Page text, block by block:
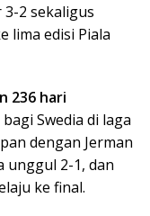
2 sekaligus
lima edisi Piala
236 hari
Swedia di laga
dengan Jerman
unggul 2-1, dan
ke final.